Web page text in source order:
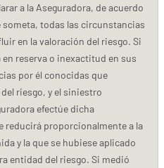
a la Aseguradora, de acuerdo
todas las circunstancias
en la valoración del riesgo. Si
reserva o inexactitud en sus
por él conocidas que
riesgo, y el siniestro
efectúe dicha
reducirá proporcionalmente a la
y la que se hubiese aplicado
entidad del riesgo. Si medió